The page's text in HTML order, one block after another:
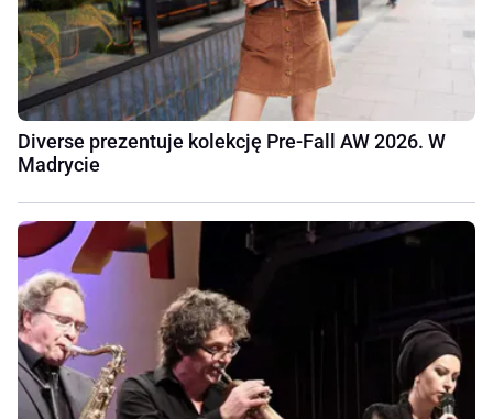
Diverse prezentuje kolekcję Pre-Fall AW 2026. W
Madrycie